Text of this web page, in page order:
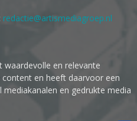
redactie@artismediagroep.nl
waardevolle en relevante
en heeft daarvoor een
en gedrukte media